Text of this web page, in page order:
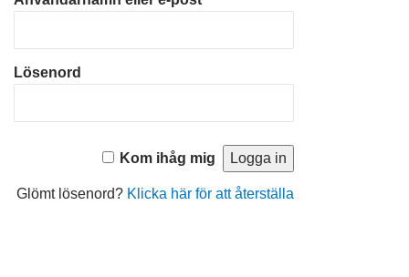
Lösenord
Kom ihåg mig
Glömt lösenord? Klicka här för att återställa